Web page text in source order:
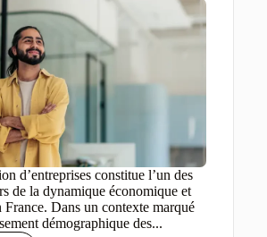
d’entreprises constitue l’un des
de la dynamique économique et
France. Dans un contexte marqué
démographique des...